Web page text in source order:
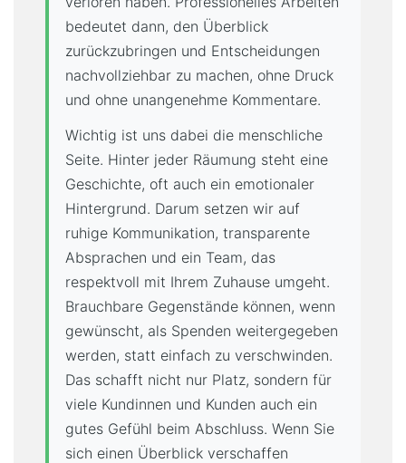
bedeutet dann, den Überblick
zurückzubringen und Entscheidungen
nachvollziehbar zu machen, ohne Druck
und ohne unangenehme Kommentare.
Wichtig ist uns dabei die menschliche
Seite. Hinter jeder Räumung steht eine
Geschichte, oft auch ein emotionaler
Hintergrund. Darum setzen wir auf
ruhige Kommunikation, transparente
Absprachen und ein Team, das
respektvoll mit Ihrem Zuhause umgeht.
Brauchbare Gegenstände können, wenn
gewünscht, als Spenden weitergegeben
werden, statt einfach zu verschwinden.
Das schafft nicht nur Platz, sondern für
viele Kundinnen und Kunden auch ein
gutes Gefühl beim Abschluss. Wenn Sie
sich einen Überblick verschaffen